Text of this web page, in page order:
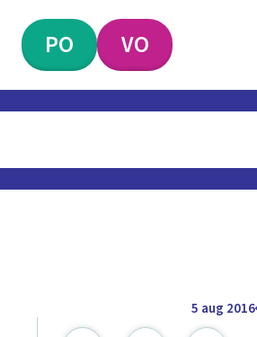
PO VO
5 aug 2016